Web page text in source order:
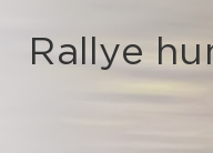
Rallye